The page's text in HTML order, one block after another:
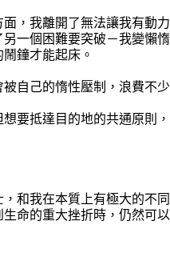
，我離開了無法讓我有動
一個困難要突破－我變懶
鐘才能起床。
自己的惰性壓制，浪費不
要抵達目的地的共通原則
和我在本質上有極大的不
命的重大挫折時，仍然可